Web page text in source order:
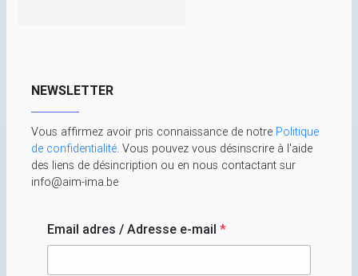
NEWSLETTER
Vous affirmez avoir pris connaissance de notre Politique
de confidentialité. Vous pouvez vous désinscrire à l'aide
des liens de désincription ou en nous contactant sur
info@aim-ima.be
Email adres / Adresse e-mail *